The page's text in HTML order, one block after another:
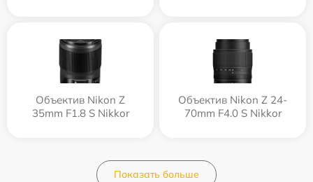
Объектив Nikon Z
35mm F1.8 S Nikkor
Объектив Nikon Z 24-
70mm F4.0 S Nikkor
Показать больше